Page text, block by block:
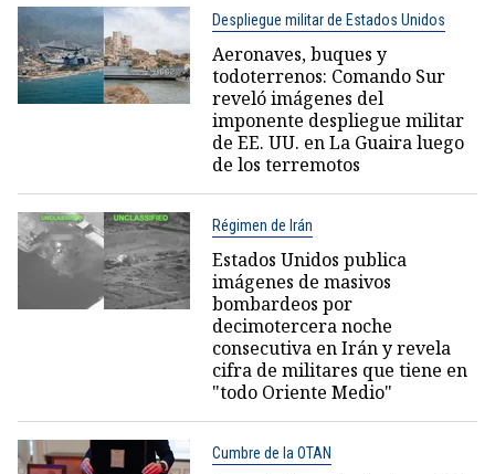
Despliegue militar de Estados Unidos
Aeronaves, buques y
todoterrenos: Comando Sur
reveló imágenes del
imponente despliegue militar
de EE. UU. en La Guaira luego
de los terremotos
Régimen de Irán
Estados Unidos publica
imágenes de masivos
bombardeos por
decimotercera noche
consecutiva en Irán y revela
cifra de militares que tiene en
"todo Oriente Medio"
Cumbre de la OTAN